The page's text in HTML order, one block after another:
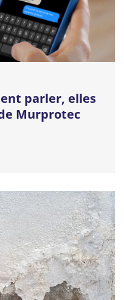
parler, elles
Murprotec